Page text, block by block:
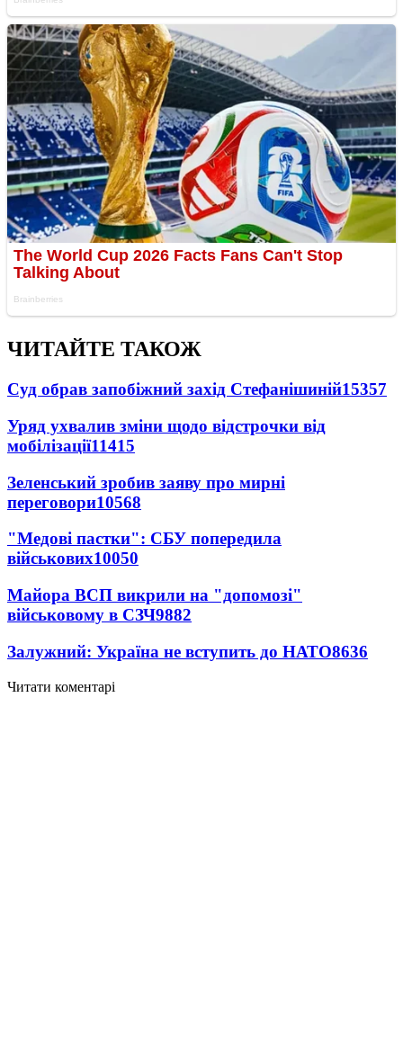
ЧИТАЙТЕ ТАКОЖ
Суд обрав запобіжний захід Стефанішиній15357
Уряд ухвалив зміни щодо відстрочки від
мобілізації11415
Зеленський зробив заяву про мирні
переговори10568
"Медові пастки": СБУ попередила
військових10050
Майора ВСП викрили на "допомозі"
військовому в СЗЧ9882
Залужний: Україна не вступить до НАТО8636
Читати коментарі